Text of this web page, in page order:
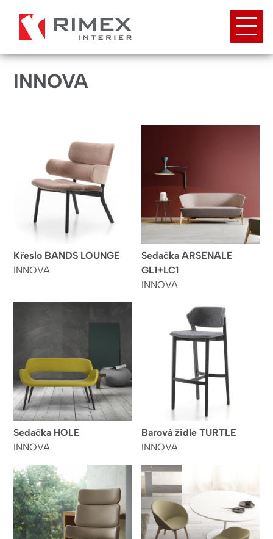
hlavnímu
obsahu
INNOVA
Křeslo BANDS LOUNGE
INNOVA
Sedačka ARSENALE
GL1+LC1
INNOVA
Sedačka HOLE
INNOVA
Barová židle TURTLE
INNOVA